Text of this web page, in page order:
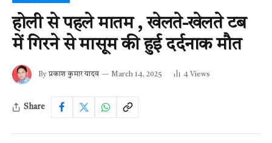
होली से पहले मातम , खेलते-खेलते टब
में गिरने से मासूम की हुई दर्दनाक मौत
By प्रकाश कुमार यादव March 14, 2025 4 Views
Share